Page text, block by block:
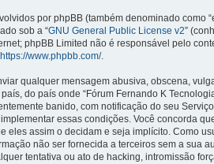
por phpBB (também denominado como
sob a “GNU General Public License v2”
phpBB Limited não é responsável pelo
https://www.phpbb.com/.
qualquer mensagem abusiva, obscena,
do país onde “Fórum Fernando K
banido, com notificação do seu
essas condições. Você concorda
eles assim o decidam e seja implícito. Como
não ser fornecida a terceiros sem a sua
tentativa ou ato de hacking, intromissão